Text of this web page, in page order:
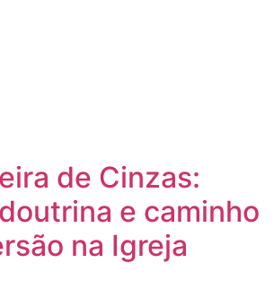
de Cinzas:
e caminho
na Igreja